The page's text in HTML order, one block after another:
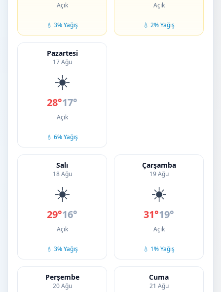
Açık
💧 3% Yağış
Açık
💧 2% Yağış
Pazartesi
17 Ağu
☀️
28°17°
Açık
💧 6% Yağış
Salı
18 Ağu
☀️
29°16°
Açık
💧 3% Yağış
Çarşamba
19 Ağu
☀️
31°19°
Açık
💧 1% Yağış
Perşembe
20 Ağu
Cuma
21 Ağu